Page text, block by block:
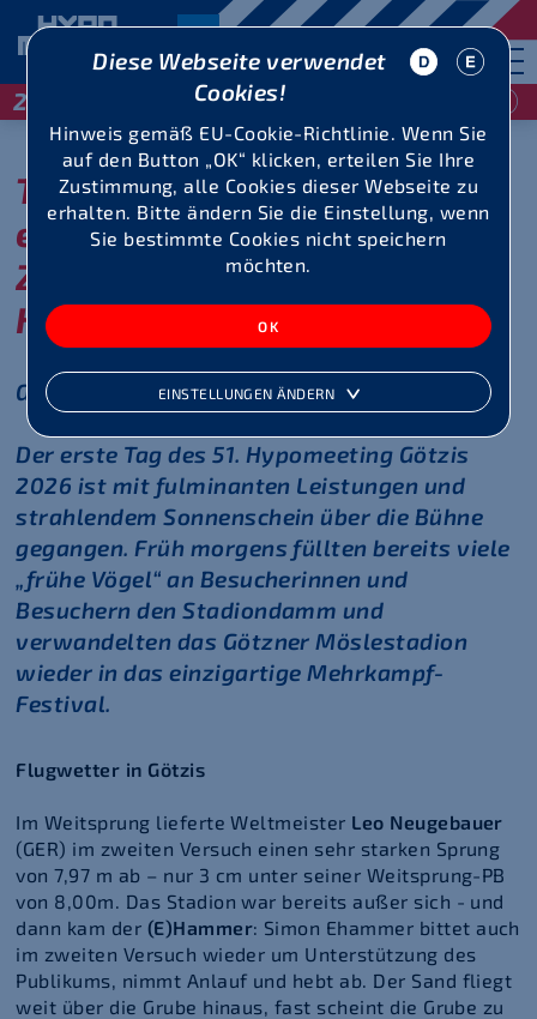
Diese Webseite verwendet
Cookies!
Hinweis gemäß EU-Cookie-Richtlinie. Wenn Sie
auf den Button „OK“ klicken, erteilen Sie Ihre
Zustimmung, alle Cookies dieser Webseite zu
erhalten. Bitte ändern Sie die Einstellung, wenn
Sie bestimmte Cookies nicht speichern
möchten.
EINSTELLUNGEN ÄNDERN
29 / 30 Mai 2027
Tag 1 auf Rekordniveau –
eine kurze
Zusammenfassung einiger
Highlights
Götzis, 30. Mai 2026
Der erste Tag des 51. Hypomeeting Götzis
2026 ist mit fulminanten Leistungen und
strahlendem Sonnenschein über die Bühne
gegangen. Früh morgens füllten bereits viele
„frühe Vögel“ an Besucherinnen und
Besuchern den Stadiondamm und
verwandelten das Götzner Möslestadion
wieder in das einzigartige Mehrkampf-
Festival.
Flugwetter in Götzis
Im Weitsprung lieferte Weltmeister Leo Neugebauer
(GER) im zweiten Versuch einen sehr starken Sprung
von 7,97 m ab – nur 3 cm unter seiner Weitsprung-PB
von 8,00m. Das Stadion war bereits außer sich - und
dann kam der (E)Hammer: Simon Ehammer bittet auch
im zweiten Versuch wieder um Unterstützung des
Publikums, nimmt Anlauf und hebt ab. Der Sand fliegt
weit über die Grube hinaus, fast scheint die Grube zu